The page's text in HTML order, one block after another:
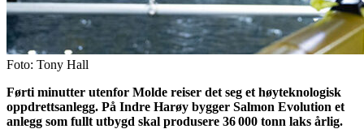
Foto: Tony Hall
Førti minutter utenfor Molde reiser det seg et høyteknologisk
oppdrettsanlegg. På Indre Harøy bygger Salmon Evolution et
anlegg som fullt utbygd skal produsere 36000 tonn laks årlig.